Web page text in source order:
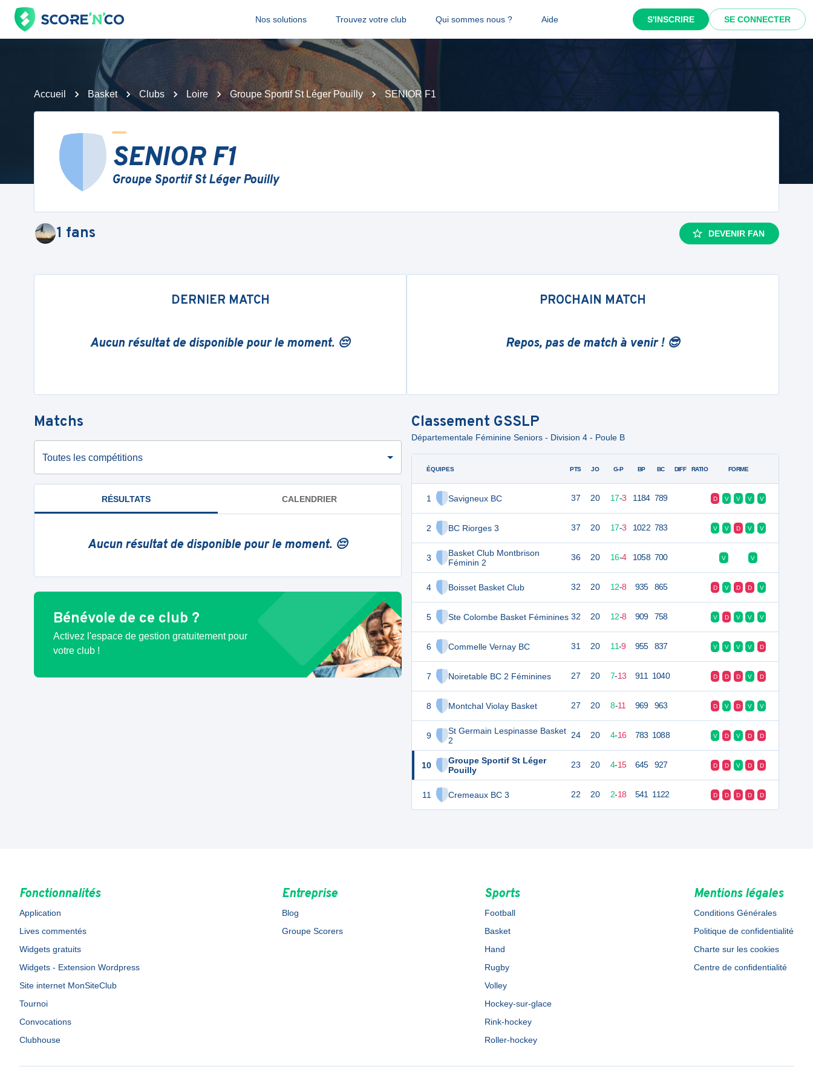
Nos solutions Trouvez votre club Qui sommes nous ? Aide S'INSCRIRE SE CONNECTER
Accueil Basket Clubs Loire Groupe Sportif St Léger Pouilly SENIOR F1
SENIOR F1
Groupe Sportif St Léger Pouilly
1 fans DEVENIR FAN
DERNIER MATCH
Aucun résultat de disponible pour le moment. 😔
PROCHAIN MATCH
Repos, pas de match à venir ! 😎
Matchs
Toutes les compétitions
RÉSULTATS CALENDRIER
Aucun résultat de disponible pour le moment. 😔
Bénévole de ce club ?
Activez l'espace de gestion gratuitement pour
votre club !
Classement GSSLP
Départementale Féminine Seniors - Division 4 - Poule B
ÉQUIPES
1 Savigneux BC
2 BC Riorges 3
3
Basket Club Montbrison
Féminin 2
4 Boisset Basket Club
5 Ste Colombe Basket Féminines
6 Commelle Vernay BC
7 Noiretable BC 2 Féminines
8 Montchal Violay Basket
9
St Germain Lespinasse Basket
2
10
Groupe Sportif St Léger
Pouilly
11 Cremeaux BC 3
PTS JO G-P BP BC DIFF RATIO FORME
37 20 17-3 1184 789 D V V V V
37 20 17-3 1022 783 V V D V V
36 20 16-4 1058 700 V V
32 20 12-8 935 865 D V D D V
32 20 12-8 909 758 V D V V V
31 20 11-9 955 837 V V V V D
27 20 7-13 911 1040 D D D V D
27 20 8-11 969 963 D V D V V
24 20 4-16 783 1088 V D V D D
23 20 4-15 645 927 D D V D D
22 20 2-18 541 1122 D D D D D
Fonctionnalités
Application
Lives commentés
Widgets gratuits
Widgets - Extension Wordpress
Site internet MonSiteClub
Tournoi
Convocations
Clubhouse
Entreprise
Blog
Groupe Scorers
Sports
Football
Basket
Hand
Rugby
Volley
Hockey-sur-glace
Rink-hockey
Roller-hockey
Mentions légales
Conditions Générales
Politique de confidentialité
Charte sur les cookies
Centre de confidentialité